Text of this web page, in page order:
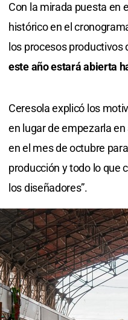
Con la mirada puesta en
histórico en el
los procesos
este año estará abierta
Ceresola explicó los
en lugar de empezarla
en el mes de octubre
producción y todo lo que
los diseñadores”.